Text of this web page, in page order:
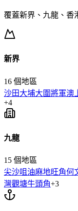
覆蓋新界、九龍、香
新界
16 個地區
沙田大埔大圍將軍澳
+4
九龍
15 個地區
尖沙咀 油麻地旺角何
灣觀塘牛頭角+3